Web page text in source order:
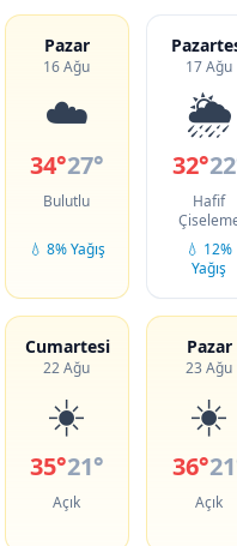
Pazar
16 Ağu
☁️
34°27°
Bulutlu
💧 8% Yağış
17 Ağu
🌦️
32°
Hafif
💧 12%
Yağış
Cumartesi
22 Ağu
☀️
35°21°
Açık
Pazar
23 Ağu
☀️
36°
Açık